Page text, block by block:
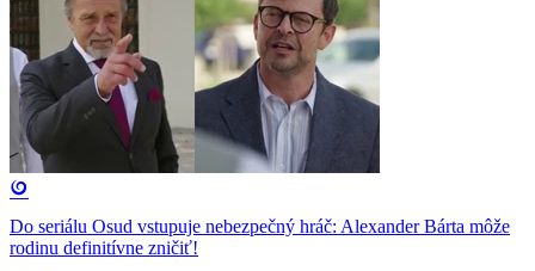
Do seriálu Osud vstupuje nebezpečný hráč: Alexander Bárta môže
rodinu definitívne zničiť!